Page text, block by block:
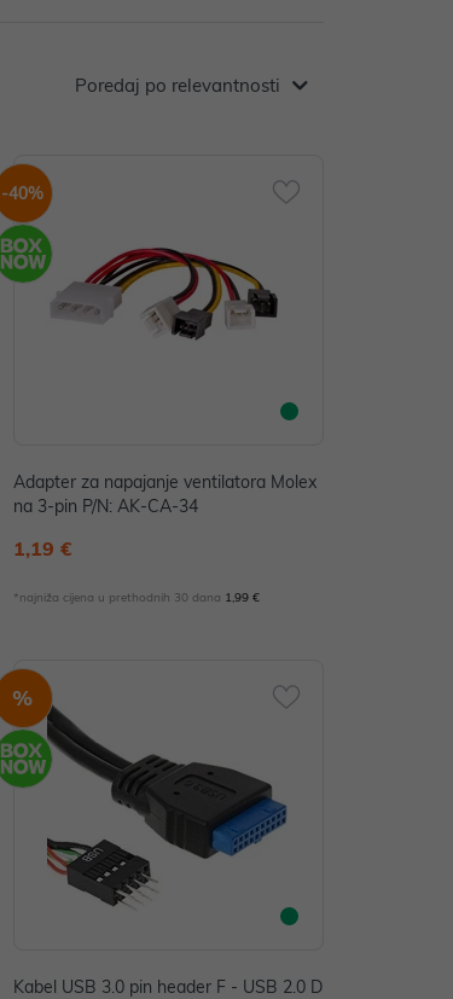
Poredaj po relevantnosti
-40%
Adapter za napajanje ventilatora Molex
na 3-pin P/N: AK-CA-34
1,19 €
*najniža cijena u prethodnih 30 dana 1,99 €
%
Kabel USB 3.0 pin header F - USB 2.0 D